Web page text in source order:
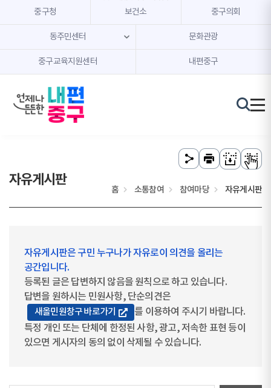
본문 내용 바로가기
주메뉴 바로가기
중구청 보건소 중구의회
동주민센터 문화관광
중구교육지원센터 내편중구
자유게시판
홈 소통참여 참여마당 자유게시판
자유게시판은 구민 누구나가 자유로이 의견을 올리는
공간입니다.
등록된 글은 답변하지 않음을 원칙으로 하고 있습니다.
답변을 원하시는 민원사항, 단순의견은
새올민원창구 바로가기
를 이용하여 주시기 바랍니다.
특정 개인 또는 단체에 한정된 사항, 광고, 저속한 표현 등이
있으면 게시자의 동의 없이 삭제될 수 있습니다.